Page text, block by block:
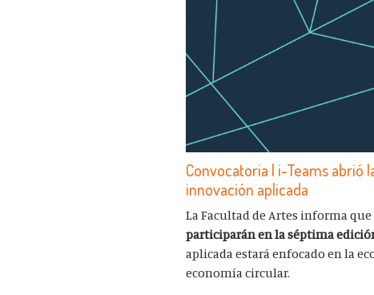
Convocatoria | i-Teams abrió
innovación aplicada
La Facultad de Artes informa que
participarán en la séptima
aplicada estará enfocado en la
economía circular.